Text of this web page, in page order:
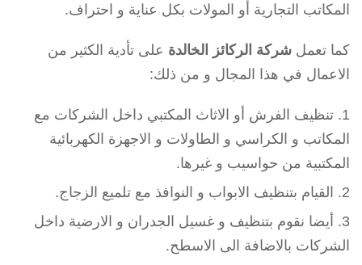
المكاتب التجارية أو المولات بكل عناية و احتراف.
كما تعمل شركة الركائز الخالدة على تأدية الكثير من
الاعمال في هذا المجال و من ذلك:
تنظيف الفرش أو الاثاث المكتبي داخل الشركات مع
المكاتب و الكراسي و الطاولات و الاجهزة الكهربائية
المكتبية من حواسيب و غيرها.
القيام بتنظيف الابواب و النوافذ مع تلميع الزجاج.
أيضا نقوم بتنظيف و غسيل الجدران و الارضية داخل
الشركات بالاضافة الى الاسطح.